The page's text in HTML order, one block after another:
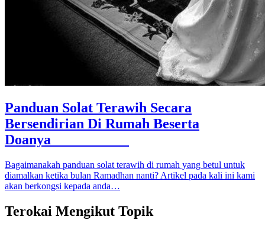
Panduan Solat Terawih Secara
Bersendirian Di Rumah Beserta
Doanya
Bagaimanakah panduan solat terawih di rumah yang betul untuk
diamalkan ketika bulan Ramadhan nanti? Artikel pada kali ini kami
akan berkongsi kepada anda…
Terokai Mengikut Topik